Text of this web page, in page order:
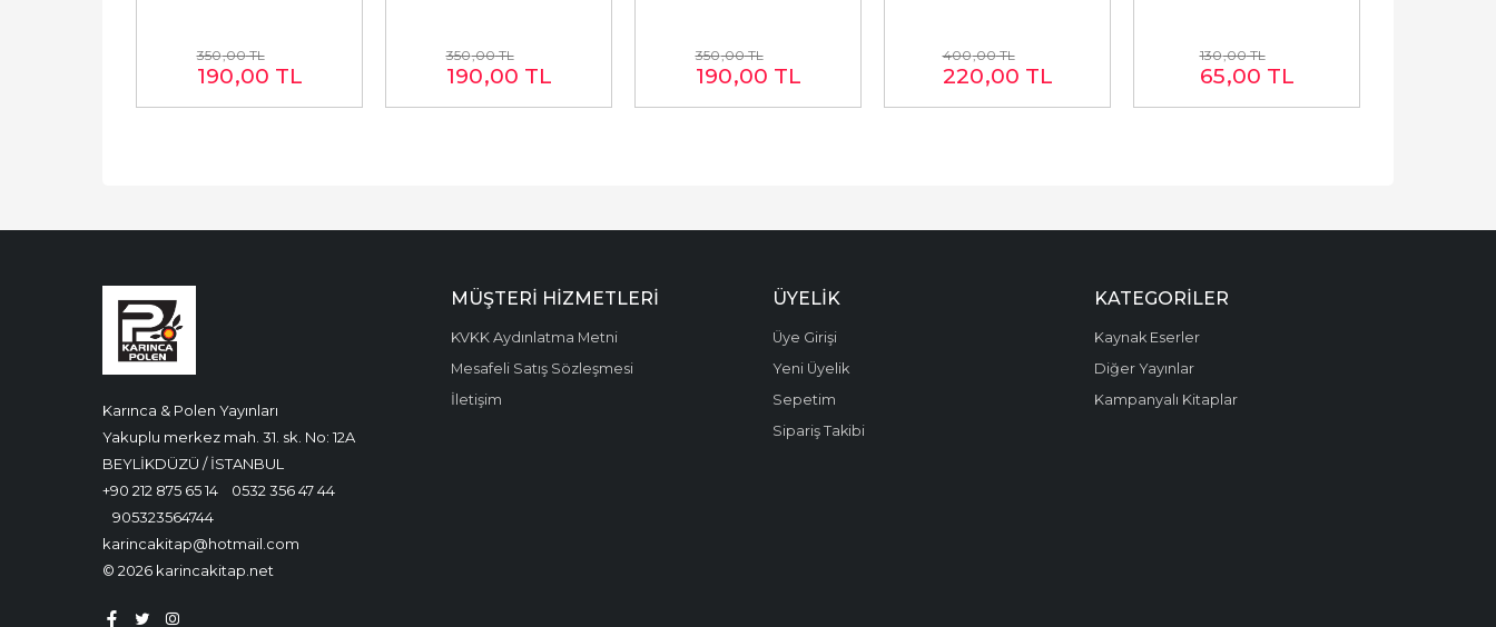
350,00TL
190,00 TL
350,00TL
190,00 TL
350,00TL
190,00 TL
400,00TL
220,00 TL
130,00TL
65,00 TL
Karınca & Polen Yayınları
Yakuplu merkez mah. 31. sk. No: 12A
BEYLİKDÜZÜ / İSTANBUL
+90 212 875 65 14
0532 356 47 44
905323564744
karincakitap@hotmail.com
© 2026 karincakitap.net
MÜŞTERI HIZMETLERI
KVKK Aydınlatma Metni
Mesafeli Satış Sözleşmesi
İletişim
ÜYELIK
Üye Girişi
Yeni Üyelik
Sepetim
Sipariş Takibi
KATEGORILER
Kaynak Eserler
Diğer Yayınlar
Kampanyalı Kitaplar